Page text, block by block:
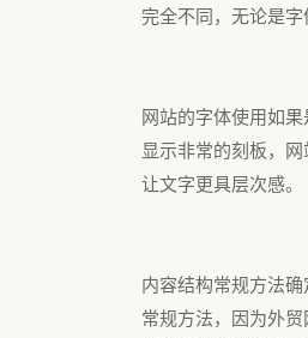
完全不同，无论是字
网站的字体使用如
显示非常的刻板，
让文字更具层次感。
内容结构常规方法
常规方法，因为外